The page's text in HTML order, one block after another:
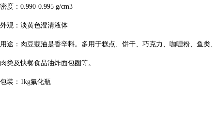
密度： 0.990-0.995 g/cm3
外观：淡黄色澄清液体
用途：肉豆蔻油是香辛料。多用于糕点、饼干、巧克力、咖喱粉、鱼类、
肉类及快餐食品油炸面包圈等。
包装： 1kg氟化瓶